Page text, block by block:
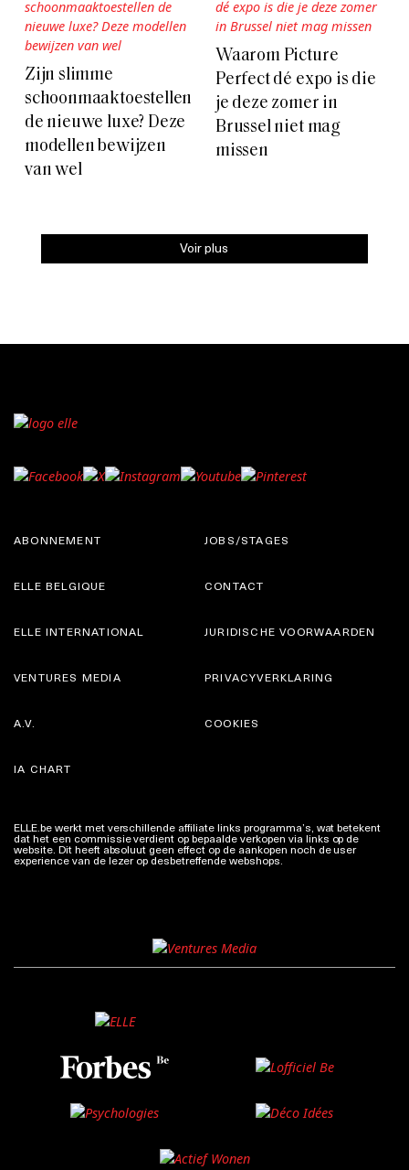
Zijn slimme
schoonmaaktoestellen
de nieuwe luxe? Deze
modellen bewijzen
van wel
Waarom Picture
Perfect dé expo is die
je deze zomer in
Brussel niet mag
missen
Voir plus
ABONNEMENT
ELLE BELGIQUE
JOBS/STAGES
CONTACT
ELLE INTERNATIONAL
VENTURES MEDIA
JURIDISCHE VOORWAARDEN
PRIVACYVERKLARING
A.V.
IA CHART
COOKIES
ELLE.be werkt met verschillende affiliate links programma’s, wat betekent
dat het een commissie verdient op bepaalde verkopen via links op de
website. Dit heeft absoluut geen effect op de aankopen noch de user
experience van de lezer op desbetreffende webshops.